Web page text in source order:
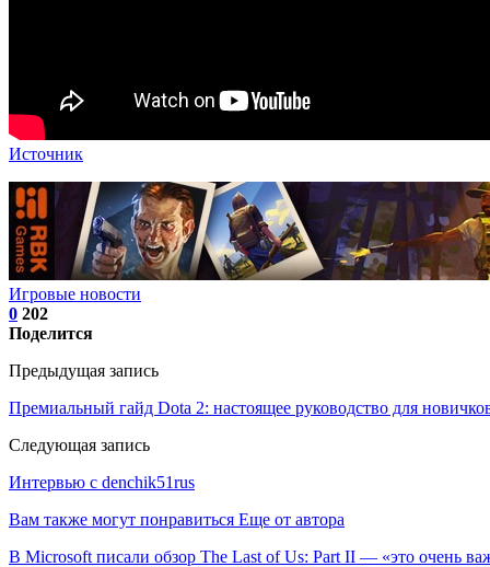
Источник
Игровые новости
0 202
Поделится
Предыдущая запись
Премиальный гайд Dota 2: настоящее руководство для
Следующая запись
Интервью с denchik51rus
Вам также могут понравиться Еще от автора
В Microsoft писали обзор The Last of Us: Part II — «это очень